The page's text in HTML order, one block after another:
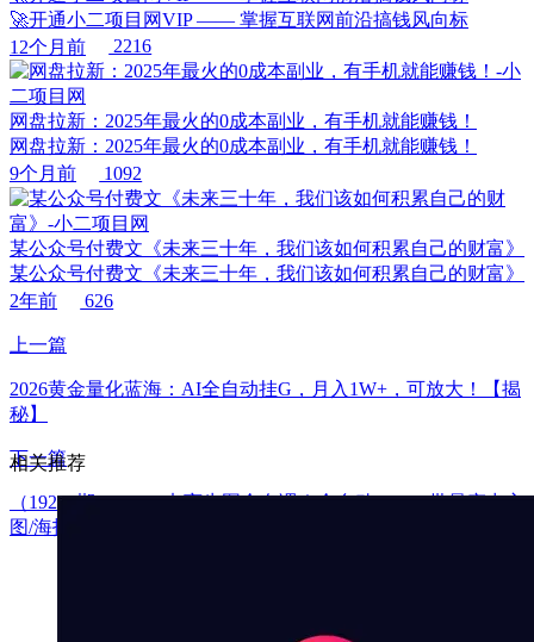
🚀开通小二项目网VIP —— 掌握互联网前沿搞钱风向标
12个月前
2216
网盘拉新：2025年最火的0成本副业，有手机就能赚钱！
网盘拉新：2025年最火的0成本副业，有手机就能赚钱！
9个月前
1092
某公众号付费文《未来三十年，我们该如何积累自己的财富》
某公众号付费文《未来三十年，我们该如何积累自己的财富》
2年前
626
上一篇
2026黄金量化蓝海：AI全自动挂G，月入1W+，可放大！【揭
秘】
下一篇
（19256期）Codex电商生图全套课｜全自动SOP，批量产出主
图/海报/小红书封面素材
相关推荐